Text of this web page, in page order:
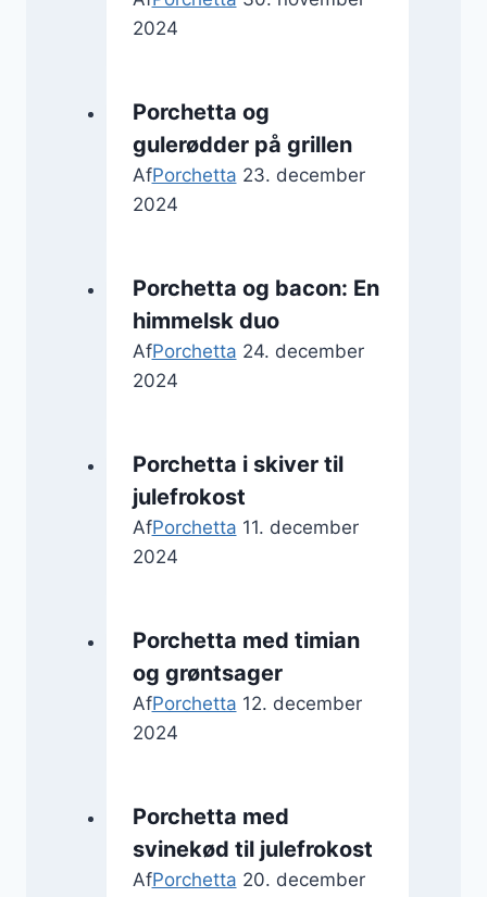
2024
Porchetta og
gulerødder på grillen
AfPorchetta 23. december
2024
Porchetta og bacon: En
himmelsk duo
AfPorchetta 24. december
2024
Porchetta i skiver til
julefrokost
AfPorchetta 11. december
2024
Porchetta med timian
og grøntsager
AfPorchetta 12. december
2024
Porchetta med
svinekød til julefrokost
AfPorchetta 20. december